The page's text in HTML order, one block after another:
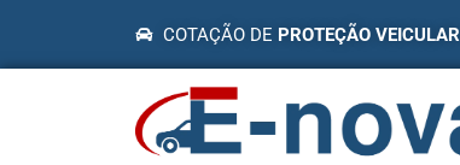
COTAÇÃO DE PROTEÇÃO VEICULAR